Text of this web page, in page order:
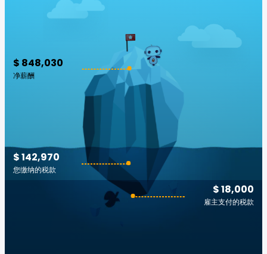
$ 848,030
净薪酬
$ 18,000
雇主支付的税款
$ 142,970
您缴纳的税款